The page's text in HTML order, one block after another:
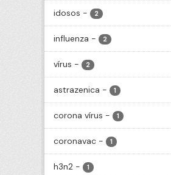
idosos - 2
influenza - 2
vírus - 2
astrazenica - 1
corona vírus - 1
coronavac - 1
h3n2 - 1